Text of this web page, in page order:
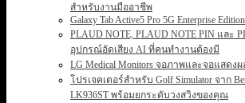
สำหรับงานมืออาชีพ
Galaxy Tab Active5 Pro 5G Enterprise Edition
PLAUD NOTE, PLAUD NOTE PIN และ
อุปกรณ์อัดเสียง AI ที่คนทำงานต้องมี
LG Medical Monitors จอภาพและจอแสดง
โปรเจคเตอร์สำหรับ Golf Simulator จาก
LK936ST พร้อมยกระดับวงสวิงของคุณ